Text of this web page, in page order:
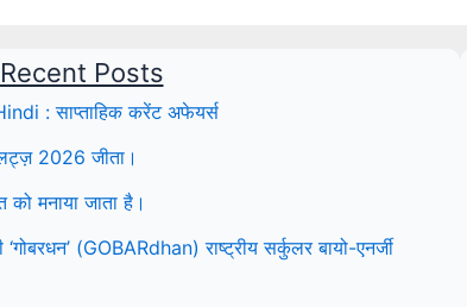
Recent Posts
: साप्ताहिक करेंट अफेयर्स
2026 जीता।
मनाया जाता है।
(GOBARdhan) राष्ट्रीय सर्कुलर बायो-एनर्जी